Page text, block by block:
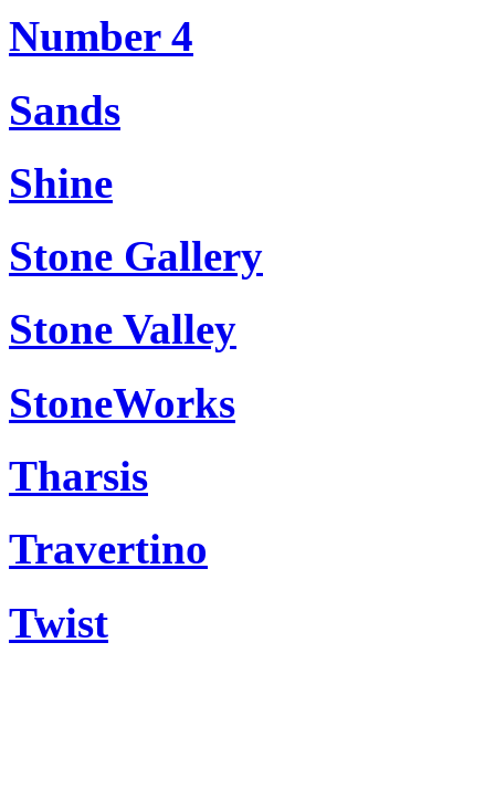
Number 4
Sands
Shine
Stone Gallery
Stone Valley
StoneWorks
Tharsis
Travertino
Twist